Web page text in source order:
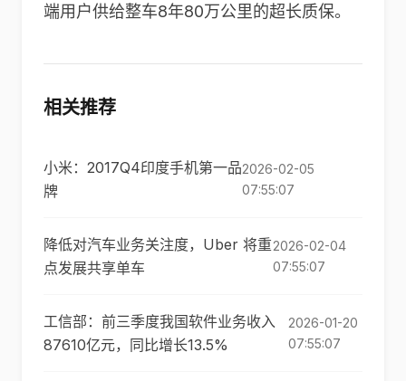
端用户供给整车8年80万公里的超长质保。
相关推荐
小米：2017Q4印度手机第一品
牌
2026-02-05
07:55:07
降低对汽车业务关注度，Uber 将重
点发展共享单车
2026-02-04
07:55:07
工信部：前三季度我国软件业务收入
87610亿元，同比增长13.5%
2026-01-20
07:55:07